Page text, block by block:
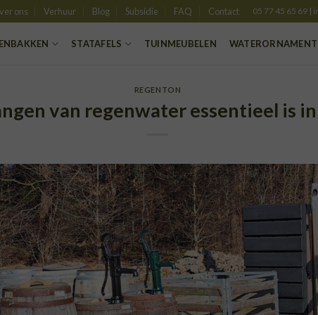
ons Verhuur Blog Subsidie FAQ Contact 05 77 45 65 69 |
STATAFELS TUINMEUBELEN
REGENTON
van regenwater essentieel is